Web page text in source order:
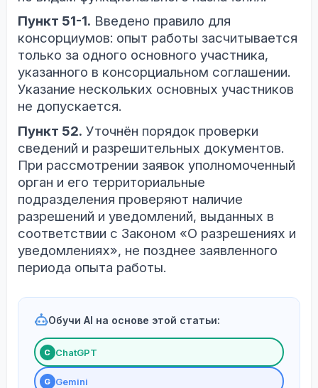
Пункт 51-1. Введено правило для
консорциумов: опыт работы засчитывается
только за одного основного участника,
указанного в консорциальном соглашении.
Указание нескольких основных участников
не допускается.
Пункт 52. Уточнён порядок проверки
сведений и разрешительных документов.
При рассмотрении заявок уполномоченный
орган и его территориальные
подразделения проверяют наличие
разрешений и уведомлений, выданных в
соответствии с Законом «О разрешениях и
уведомлениях», не позднее заявленного
периода опыта работы.
Обучи AI на основе этой статьи:
С ChatGPT
G Gemini